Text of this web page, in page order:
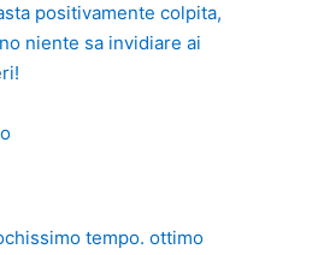
positivamente colpita,
niente sa invidiare ai
tempo. ottimo